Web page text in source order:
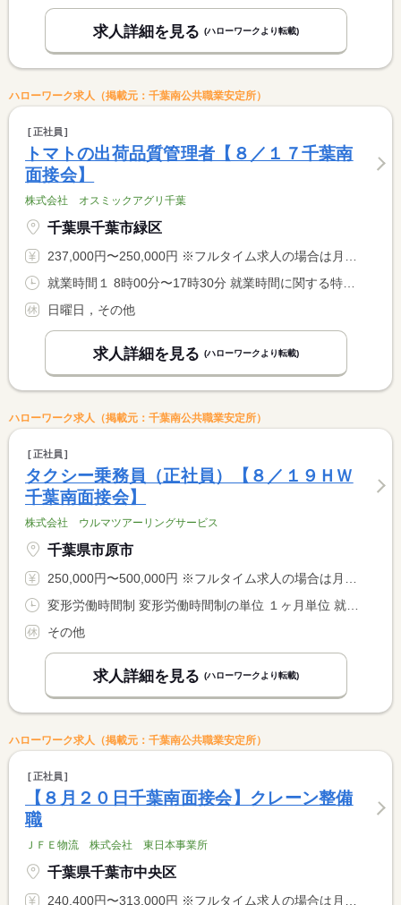
求人詳細を見る (ハローワークより転載)
ハローワーク求人（掲載元：千葉南公共職業安定所）
正社員
トマトの出荷品質管理者【８／１７千葉南
面接会】
株式会社 オスミックアグリ千葉
千葉県千葉市緑区
237,000円〜250,000円 ※フルタイム求人の場合は月額（換算額）、パート求人の場合は時間額を表示しています。
日曜日，その他
求人詳細を見る (ハローワークより転載)
ハローワーク求人（掲載元：千葉南公共職業安定所）
正社員
タクシー乗務員（正社員）【８／１９ＨＷ
千葉南面接会】
株式会社 ウルマツアーリングサービス
千葉県市原市
250,000円〜500,000円 ※フルタイム求人の場合は月額（換算額）、パート求人の場合は時間額を表示しています。
その他
求人詳細を見る (ハローワークより転載)
ハローワーク求人（掲載元：千葉南公共職業安定所）
正社員
【８月２０日千葉南面接会】クレーン整備
職
ＪＦＥ物流 株式会社 東日本事業所
千葉県千葉市中央区
240,400円〜313,000円 ※フルタイム求人の場合は月額（換算額）、パート求人の場合は時間額を表示しています。